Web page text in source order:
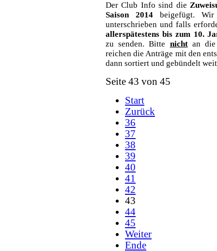
Der Club Info sind die
Saison 2014beigefügt.
unterschrieben und falls
allerspätestens bis zum 10.
zu senden. Bitte nichtan die
reichen die Anträge mit den
dann sortiert und gebündelt
Seite 43 von 45
Start
Zurück
36
37
38
39
40
41
42
43
44
45
Weiter
Ende